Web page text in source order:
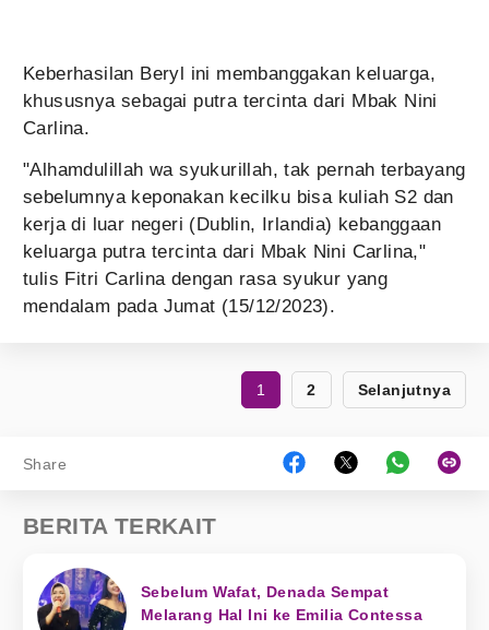
Keberhasilan Beryl ini membanggakan keluarga,
khususnya sebagai putra tercinta dari Mbak Nini
Carlina.
"Alhamdulillah wa syukurillah, tak pernah terbayang
sebelumnya keponakan kecilku bisa kuliah S2 dan
kerja di luar negeri (Dublin, Irlandia) kebanggaan
keluarga putra tercinta dari Mbak Nini Carlina,"
tulis Fitri Carlina dengan rasa syukur yang
mendalam pada Jumat (15/12/2023).
1 2 Selanjutnya
Share
BERITA TERKAIT
Sebelum Wafat, Denada Sempat
Melarang Hal Ini ke Emilia Contessa